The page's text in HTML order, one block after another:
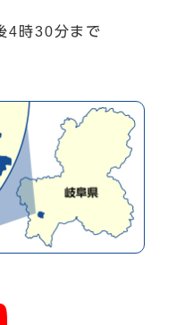
4時30分まで